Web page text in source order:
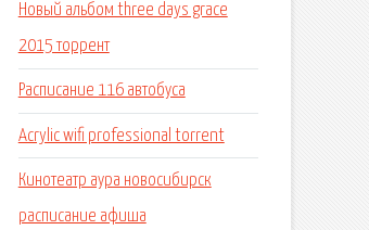
Новый альбом three days grace
2015 торрент
Расписание 116 автобуса
Acrylic wifi professional torrent
Кинотеатр аура новосибирск
расписание афиша